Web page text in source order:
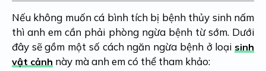
Nếu không muốn cá bình tích bị bệnh thủy sinh nấm
thì anh em cần phải phòng ngừa bệnh từ sớm. Dưới
đây sẽ gồm một số cách ngăn ngừa bệnh ở loại sinh
vật cảnh này mà anh em có thể tham khảo: